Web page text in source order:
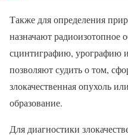
Также для определения
назначают радиоизотопное
сцинтиграфию, урографию
позволяют судить о том,
злокачественная опухоль
образование.
Для диагностики